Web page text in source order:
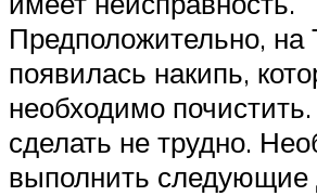
Предположительно,
появилась накипь,
необходимо
сделать не трудно.
выполнить следующие